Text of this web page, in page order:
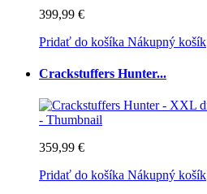
399,99 €
Pridať do košíka Nákupný košík
Crackstuffers Hunter...
359,99 €
Pridať do košíka Nákupný košík